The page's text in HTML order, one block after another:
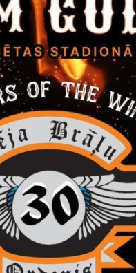
Nr.
seguma rekonstrukcija",
komisija 2014.gada
ielas seguma
PVN EUR 37300,30;
ielas seguma
PVN EUR 297359,53;